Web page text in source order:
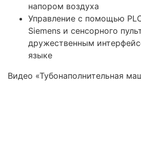
напором воздуха
Управление с помощью
Siemens и cенсорного
дружественным
языке
Видео «Тубонаполнительная